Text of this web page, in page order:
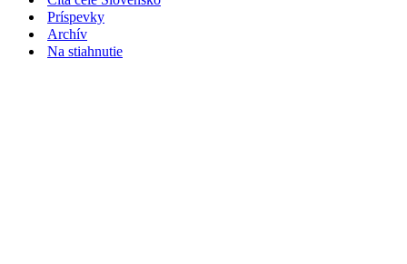
Príspevky
Archív
Na stiahnutie